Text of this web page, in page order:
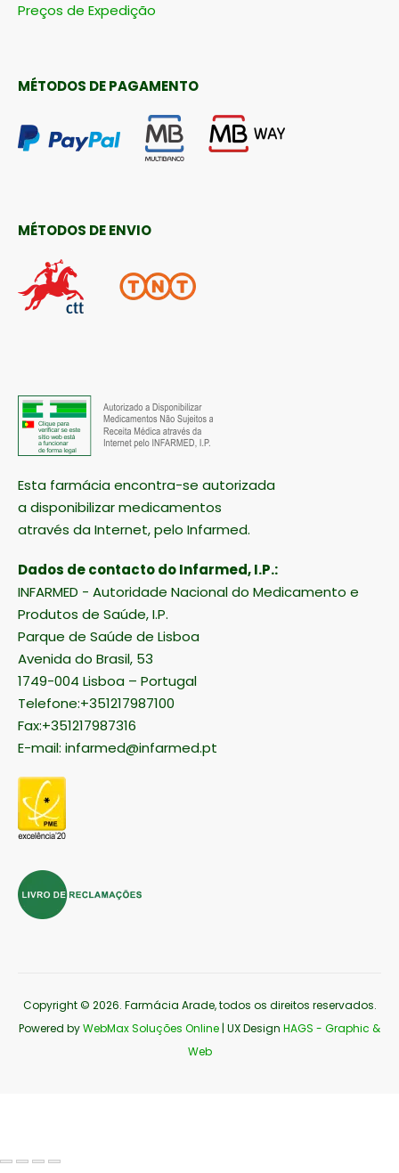
Preços de Expedição
MÉTODOS DE PAGAMENTO
MÉTODOS DE ENVIO
Esta farmácia encontra-se autorizada
a disponibilizar medicamentos
através da Internet, pelo Infarmed.
Dados de contacto do Infarmed, I.P.:
INFARMED - Autoridade Nacional do Medicamento e
Produtos de Saúde, I.P.
Parque de Saúde de Lisboa
Avenida do Brasil, 53
1749-004 Lisboa – Portugal
Telefone:+351217987100
Fax:+351217987316
E-mail: infarmed@infarmed.pt
Copyright © 2026. Farmácia Arade, todos os direitos reservados.
Powered byWebMax Soluções Online | UX Design HAGS - Graphic &
Web